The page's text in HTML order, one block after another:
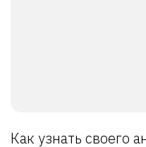
Как узнать своего